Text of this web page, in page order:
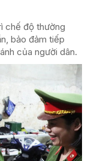
chế độ thường
bảo đảm tiếp
của người dân.